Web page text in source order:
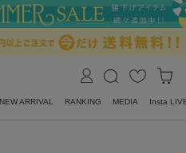
NEW ARRIVAL RANKING MEDIA Insta